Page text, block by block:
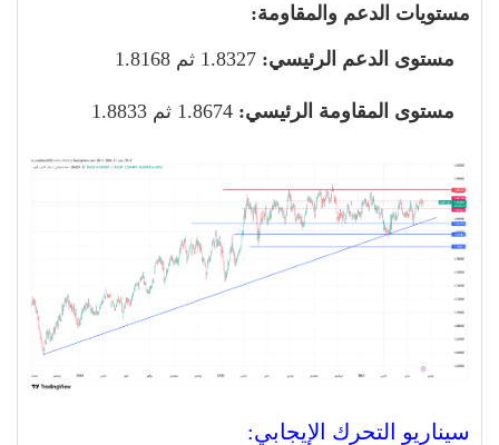
مستويات الدعم والمقاومة:
مستوى الدعم الرئيسي:
مستوى المقاومة الرئيسي:
سيناريو التحرك الإيجابي: